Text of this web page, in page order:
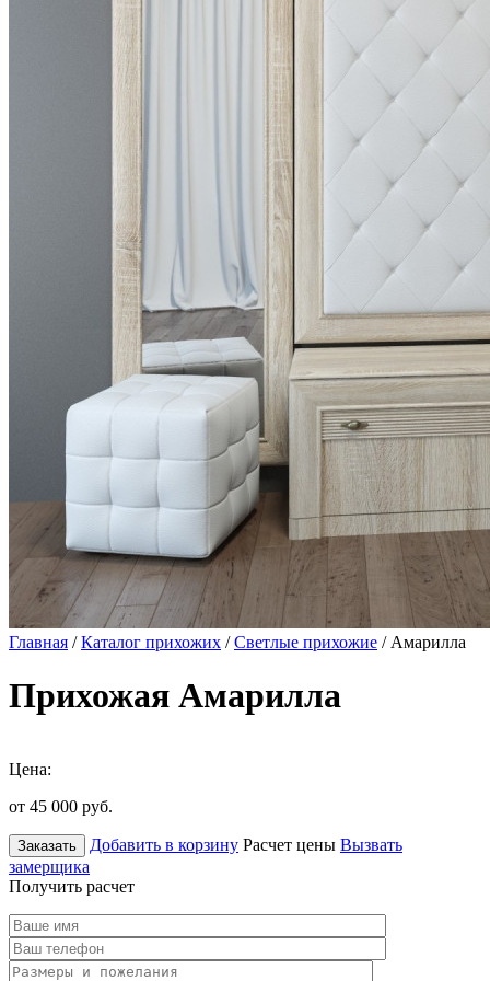
Главная /Каталог прихожих /Светлые прихожие / Амарилла
Прихожая Амарилла
Цена:
от 45 000 руб.
Заказать Добавить в корзину Расчет цены Вызвать
замерщика
Получить расчет